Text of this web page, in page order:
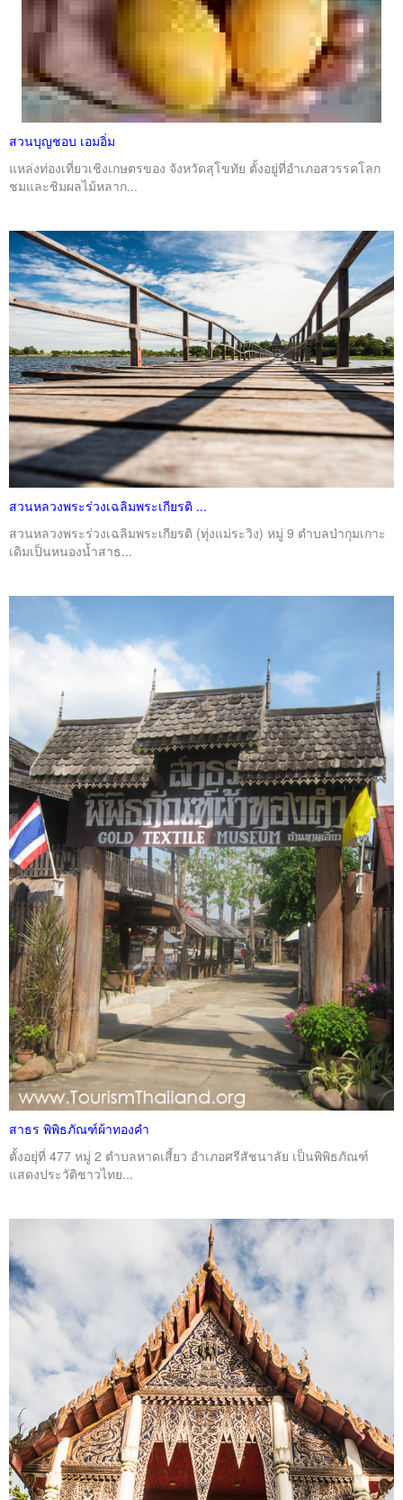
สวนบุญชอบ เอมอิ่ม
แหล่งท่องเที่ยวเชิงเกษตรของ จังหวัดสุโขทัย ตั้งอยู่ที่อำเภอสวรรคโลก
ชมและชิมผลไม้หลาก...
สวนหลวงพระร่วงเฉลิมพระเกียรติ ...
สวนหลวงพระร่วงเฉลิมพระเกียรติ (ทุ่งแม่ระวิง) หมู่ 9 ตำบลป่ากุมเกาะ
เดิมเป็นหนองน้ำสาธ...
สาธร พิพิธภัณฑ์ผ้าทองคำ
ตั้งอยุ่ที่ 477 หมู่ 2 ตำบลหาดเสี้ยว อำเภอศรีสัชนาลัย เป็นพิพิธภัณฑ์
แสดงประวัติชาวไทย...